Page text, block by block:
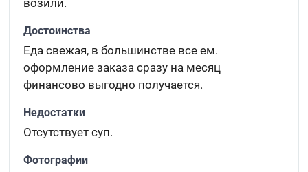
Достоинства
Еда свежая, в большинстве все ем.
оформление заказа сразу на месяц
финансово выгодно получается.
Недостатки
Отсутствует суп.
Фотографии